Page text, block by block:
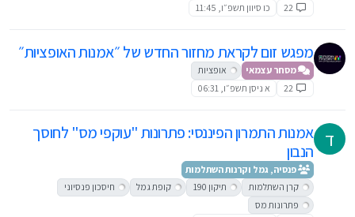
22
כו סיוון תשפ״ו, 11:45
מפגש זום לקראת מחזור החדש של ״אמנות האופציות״
מסחר עצמאי
אופציות
22
א ניסן תשפ״ו, 06:31
ד אמנות התמרון הפיננסי: פתרונות "עוקפי מס" לחוסך
הנבון
פנסיה, גמל וקרנות השתלמות
קרן השתלמות
תיקון 190 קופת גמל
חיסכון פנסיוני
פתרונות מס